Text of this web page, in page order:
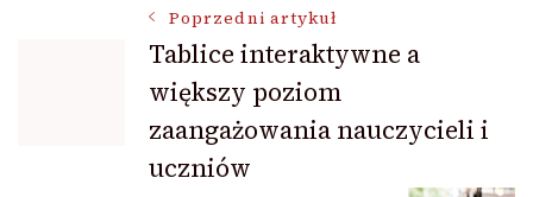
Nawigacja
wpisu
Poprzedni artykuł
Tablice interaktywne a
większy poziom
zaangażowania nauczycieli i
uczniów